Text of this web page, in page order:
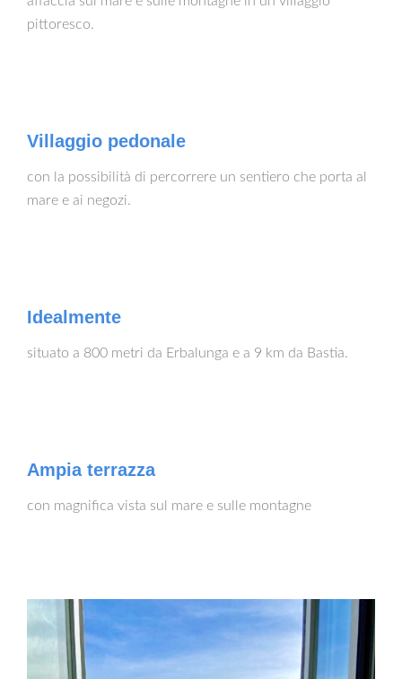
pittoresco.
Villaggio pedonale
con la possibilità di percorrere un sentiero che porta al
mare e ai negozi.
Idealmente
situato a 800 metri da Erbalunga e a 9 km da Bastia.
Ampia terrazza
con magnifica vista sul mare e sulle montagne